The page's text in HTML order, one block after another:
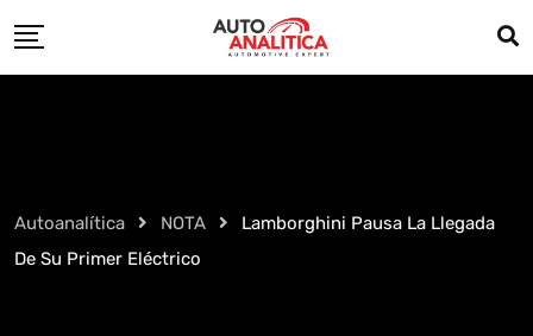
to
Autoanalítica NOTA
Lamborghini Pausa La Llegada
De Su Primer Eléctrico